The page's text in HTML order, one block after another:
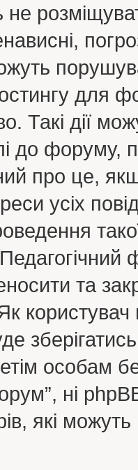
для
Такі дії
до форуму,
про це,
усіх
та
особам
ні
які